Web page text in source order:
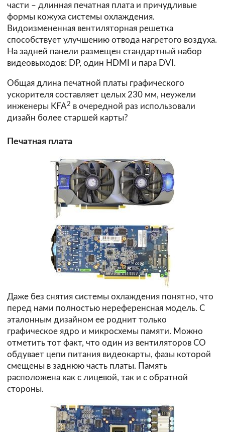
части – длинная печатная плата и причудливые
формы кожуха системы охлаждения.
Видоизмененная вентиляторная решетка
способствует улучшению отвода нагретого воздуха.
На задней панели размещен стандартный набор
видеовыходов: DP, один HDMI и пара DVI.
Общая длина печатной платы графического
ускорителя составляет целых 230 мм, неужели
инженеры KFA2 в очередной раз использовали
дизайн более старшей карты?
Печатная плата
Даже без снятия системы охлаждения понятно, что
перед нами полностью нереференсная модель. С
эталонным дизайном ее роднит только
графическое ядро и микросхемы памяти. Можно
отметить тот факт, что один из вентиляторов СО
обдувает цепи питания видеокарты, фазы которой
смещены в заднюю часть платы. Память
расположена как с лицевой, так и с обратной
стороны.